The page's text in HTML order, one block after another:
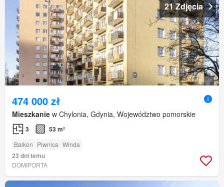
21 Zdjęcia
474 000 zł
Mieszkanie w Chylonia, Gdynia, Województwo pomorskie
3 53 m²
Balkon Piwnica Winda
23 dni temu
DOMIPORTA